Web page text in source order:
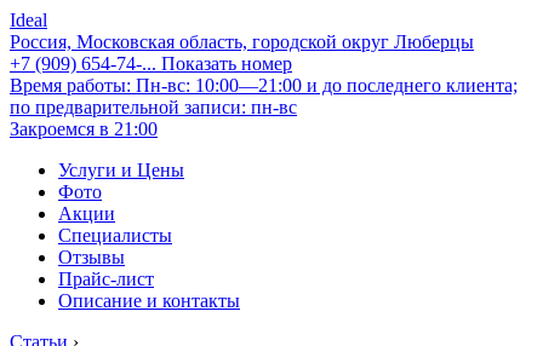
Ideal
Россия, Московская область, городской округ Люберцы
+7 (909) 654-74-... Показать номер
Время работы: Пн-вс: 10:00—21:00 и до последнего клиента;
по предварительной записи: пн-вс
Закроемся в 21:00
Услуги и Цены
Фото
Акции
Специалисты
Отзывы
Прайс-лист
Описание и контакты
Статьи ›